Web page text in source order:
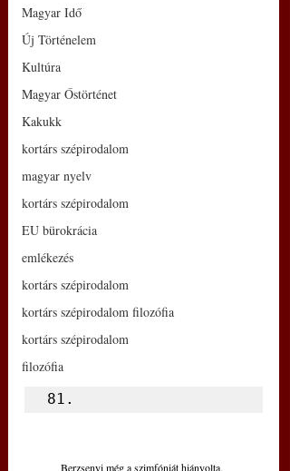
Magyar Idő
Új Történelem
Kultúra
Magyar Őstörténet
Kakukk
kortárs szépirodalom
magyar nyelv
kortárs szépirodalom
EU bürokrácia
emlékezés
kortárs szépirodalom
kortárs szépirodalom filozófia
kortárs szépirodalom
filozófia
81.
Berzsenyi még a szimfóniát hiányolta,